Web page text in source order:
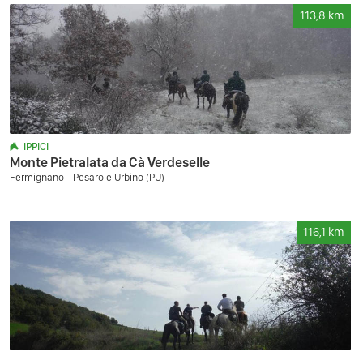
113,8 km
IPPICI
Monte Pietralata da Cà Verdeselle
Fermignano - Pesaro e Urbino (PU)
116,1 km